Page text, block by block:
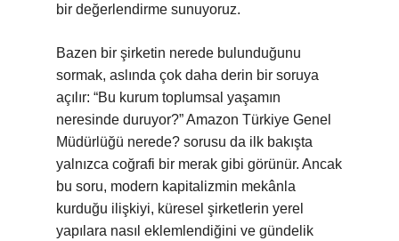
bir değerlendirme sunuyoruz.
Bazen bir şirketin nerede bulunduğunu
sormak, aslında çok daha derin bir soruya
açılır: “Bu kurum toplumsal yaşamın
neresinde duruyor?” Amazon Türkiye Genel
Müdürlüğü nerede? sorusu da ilk bakışta
yalnızca coğrafi bir merak gibi görünür. Ancak
bu soru, modern kapitalizmin mekânla
kurduğu ilişkiyi, küresel şirketlerin yerel
yapılara nasıl eklemlendiğini ve gündelik